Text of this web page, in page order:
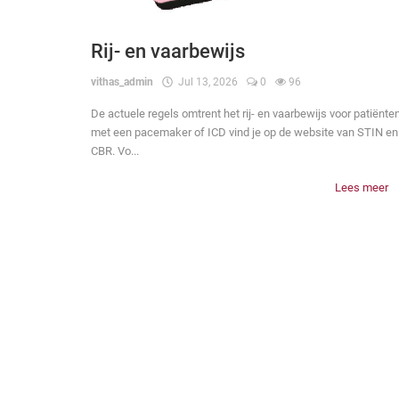
Rij- en vaarbewijs
vithas_admin Jul 13, 2026 0 96
De actuele regels omtrent het rij- en vaarbewijs voor
met een pacemaker of ICD vind je op de website van STIN en
CBR. Vo...
Lees meer